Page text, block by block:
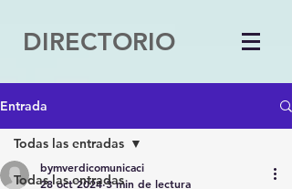
DIRECTORIO
Entrada
Todas las entradas
Todas las entradas
bymverdicomunicaci
28 oct 2024 3 min de lectura